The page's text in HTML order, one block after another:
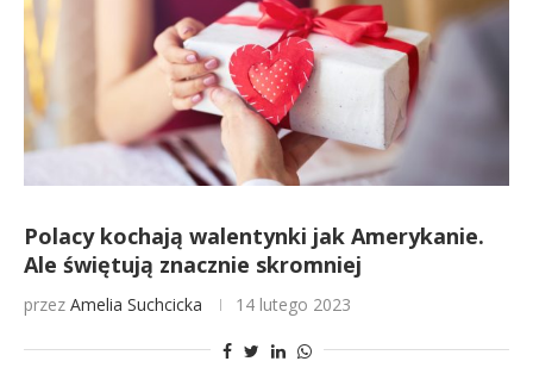
Polacy kochają walentynki jak Amerykanie.
Ale świętują znacznie skromniej
przez Amelia Suchcicka 14 lutego 2023